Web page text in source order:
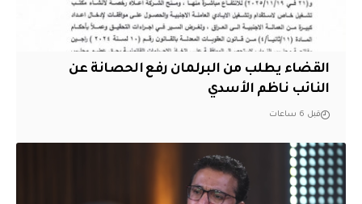
القضاء يطلب من البرلمان رفع الحصانة عن
النائب ناظم الأسدي
قبل 6 ساعات